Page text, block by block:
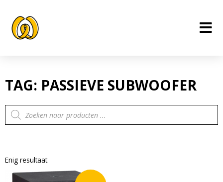
inhoud
TAG: PASSIEVE SUBWOOFER
Producten
zoeken
Enig resultaat